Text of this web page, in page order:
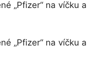
„Pfizer“ na víčku a
„Pfizer“ na víčku a